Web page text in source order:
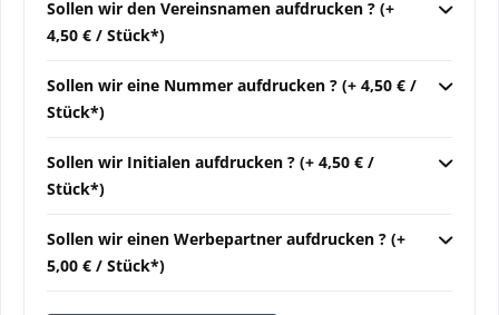
Sollen wir den Vereinsnamen aufdrucken ? (+
4,50 € / Stück*)
Sollen wir eine Nummer aufdrucken ? (+ 4,50 € /
Stück*)
Sollen wir Initialen aufdrucken ? (+ 4,50 € /
Stück*)
Sollen wir einen Werbepartner aufdrucken ? (+
5,00 € / Stück*)